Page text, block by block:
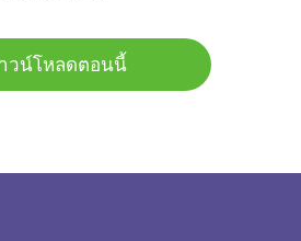
วน์โหลดตอนนี้